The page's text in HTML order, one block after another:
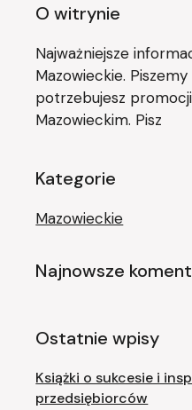
O witrynie
Najważniejsze
Mazowieckie.
potrzebujesz
Mazowieckim. Pisz
Kategorie
Mazowieckie
Najnowsze
Ostatnie wpisy
Książki o sukcesie i
przedsiębiorców